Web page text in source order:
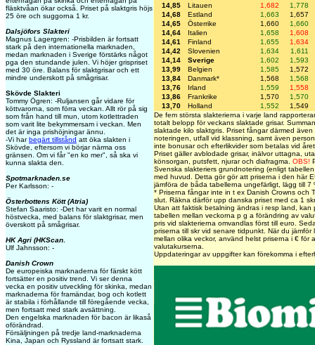
fläsktvåan ökar också. Priset på slaktgris höjs
25 öre och suggorna 1 kr.
Dalsjöfors Slakteri
Magnus Lagergren: -Prisbilden är fortsatt
stark på den internationella marknaden,
medan marknaden i Sverige förstärks något
pga den stundande julen. Vi höjer grispriset
med 30 öre. Balans för slaktgrisar och ett
mindre underskott på smågrisar.
Skövde Slakteri
Tommy Ögren: -Ruljansen går vidare för
köttvarorna, som förra veckan. Allt rör på sig
som från hand till mun, utom kotlettraden
som varit lite bekymmersam i veckan. Men
det är inga prishöjningar ännu.
-Vi harbegärt tillstånd att öka slakten i
Skövde, eftersom vi börjar närma oss
gränsen. Om vi får "en ko mer", så ska vi
kunna slakta den.
Spotmarknaden.se
Per Karlsson: -
Österbottens Kött (Atria)
Stefan Saaristo: -Det har varit en normal
höstvecka, med balans för slaktgrisar, men
överskott på smågrisar.
HK Agri (HKScan
Ulf Jahnsson: -
Danish Crown
De europeiska marknaderna för färskt kött
fortsätter en positiv trend. Vi ser denna
vecka en positiv utveckling för skinka, medan
marknaderna för framändar, bog och kotlett
är stabila i förhållande till föregående vecka,
men fortsatt med stark avsättning.
Den engelska marknaden för bacon är likaså
oförändrad.
Försäljningen på tredje land-marknaderna
Kina, Japan och Ryssland är fortsatt stark.
14,85
Litauen 1,682
1,778
14,68
Estland 1,663
1,657
14,65
Österrike 1,660
1,660
14,64
Italien 1,658
1,608
14,61
Finland 1,655
1,634
14,42
Slovenien 1,634
1,611
14,14
Sverige 1,602
1,593
13,99
Belgien 1,585
1,572
13,84
Danmark* 1,568
1,568
13,76
Irland 1,559
1,558
13,86
Frankrike 1,570
1,570
13,70
Holland 1,552
1,549
De fem största slakterierna i varje land
totalt belopp för veckans slaktade grisar.
slaktade kilo slaktgris. Priset fångar därmed
noteringen, utfall vid klassning, samt även
inte bonusar och efterlikvider som betalas vid
Priset gäller avblodade grisar, inälvor uttagna,
könsorgan, putsfett, njurar och diafragma. OBS!
Svenska slakteriers grundnotering (enligt
med huvud. Detta gör gör att priserna i den här
jämföra de båda tabellerna ungefärligt, lägg till 7
* Priserna fångar inte in t ex Danish Crowns och
slut. Räkna därför upp danska priset med ca 1
Utan att faktisk betalning ändras i resp land, kan
tabellen mellan veckorna p g a förändring av
pris vid slakterierna omvandlas först till euro.
priserna till skr vid senare tidpunkt. När du jämför
mellan olika veckor, använd helst priserna i € för
valutakurserna.
Uppdateringar av uppgifter kan förekomma i